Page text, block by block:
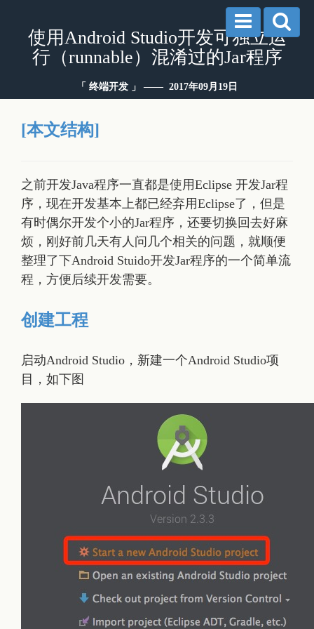
使用Android Studio开发可独立运
行（runnable）混淆过的Jar程序
「 终端开发 」 —— 2017年09月19日
[本文结构]
之前开发Java程序一直都是使用Eclipse 开发Jar程
序，现在开发基本上都已经弃用Eclipse了，但是
有时偶尔开发个小的Jar程序，还要切换回去好麻
烦，刚好前几天有人问几个相关的问题，就顺便
整理了下Android Stuido开发Jar程序的一个简单流
程，方便后续开发需要。
创建工程
启动Android Studio，新建一个Android Studio项
目，如下图